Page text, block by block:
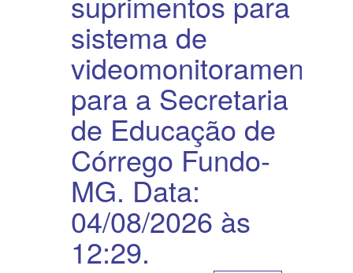
sistema de
videomonitoramento
para a Secretaria
de Educação de
Córrego Fundo-
MG. Data:
04/08/2026 às
12:29.